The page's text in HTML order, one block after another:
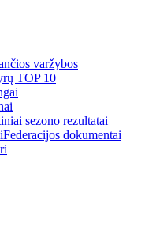
varžybos
TOP 10
sezono rezultatai
Federacijos dokumentai